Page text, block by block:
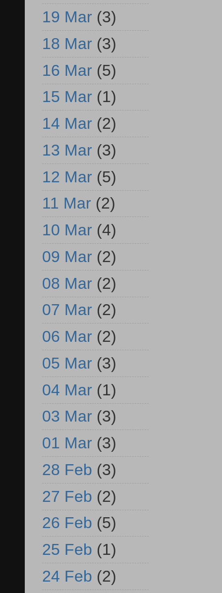
19 Mar (3)
18 Mar (3)
16 Mar (5)
15 Mar (1)
14 Mar (2)
13 Mar (3)
12 Mar (5)
11 Mar (2)
10 Mar (4)
09 Mar (2)
08 Mar (2)
07 Mar (2)
06 Mar (2)
05 Mar (3)
04 Mar (1)
03 Mar (3)
01 Mar (3)
28 Feb (3)
27 Feb (2)
26 Feb (5)
25 Feb (1)
24 Feb (2)